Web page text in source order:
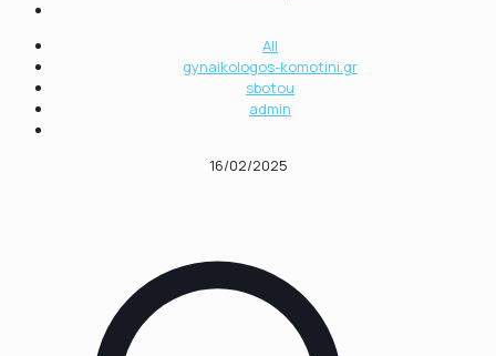
All
gynaikologos-komotini.gr
sbotou
admin
16/02/2025